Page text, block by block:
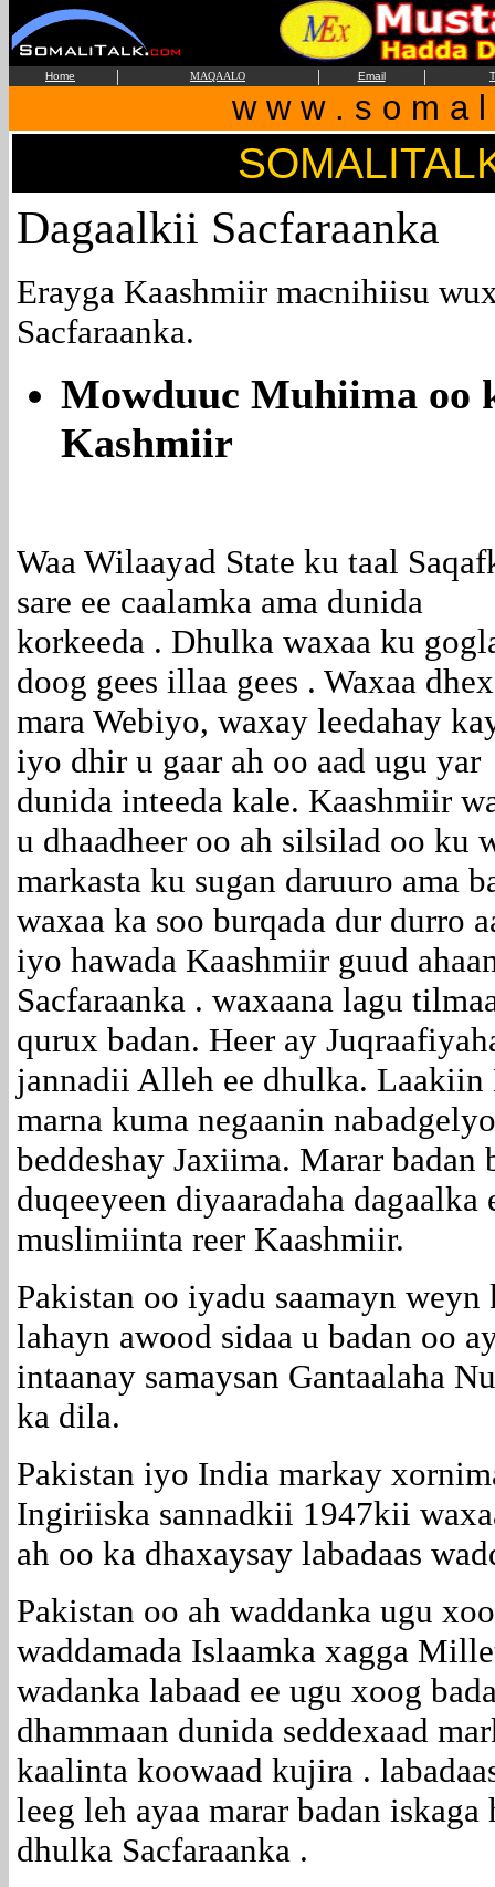
Home | MAQAALO | Email |
w w w . s o m a
Dagaalkii Sacfaraanka
Erayga Kaashmiir macnihiisu
Sacfaraanka.
Mowduuc Muhiima oo
Kashmiir
Waa Wilaayad State ku taal
sare ee caalamka ama dunida
korkeeda . Dhulka waxaa ku
doog gees illaa gees . Waxaa dhex
mara Webiyo, waxay leedahay
iyo dhir u gaar ah oo aad ugu yar
dunida inteeda kale. Kaashmiir
u dhaadheer oo ah silsilad oo ku
markasta ku sugan daruuro ama
waxaa ka soo burqada dur durro
iyo hawada Kaashmiir guud
Sacfaraanka . waxaana lagu
qurux badan. Heer ay
jannadii Alleh ee dhulka.
marna kuma negaanin
beddeshay Jaxiima. Marar badan
duqeeyeen diyaaradaha
muslimiinta reer Kaashmiir.
Pakistan oo iyadu saamayn
lahayn awood sidaa u badan oo
intaanay samaysan Gantaalaha
ka dila.
Pakistan iyo India markay
Ingiriiska sannadkii 1947kii
ah oo ka dhaxaysay labadaas
Pakistan oo ah waddanka ugu
waddamada Islaamka xagga
wadanka labaad ee ugu xoog
dhammaan dunida seddexaad
kaalinta koowaad kujira .
leeg leh ayaa marar badan
dhulka Sacfaraanka .